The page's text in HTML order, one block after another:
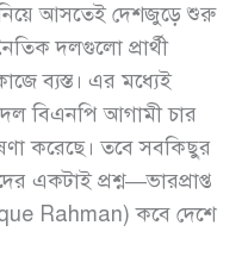
আসতেই দেশজুড়ে শুরু
দলগুলো প্রার্থী
ব্যস্ত। এর মধ্যেই
বিএনপি আগামী চার
করেছে। তবে সবকিছুর
একটাই প্রশ্ন—ভারপ্রাপ্ত
Rahman) কবে দেশে